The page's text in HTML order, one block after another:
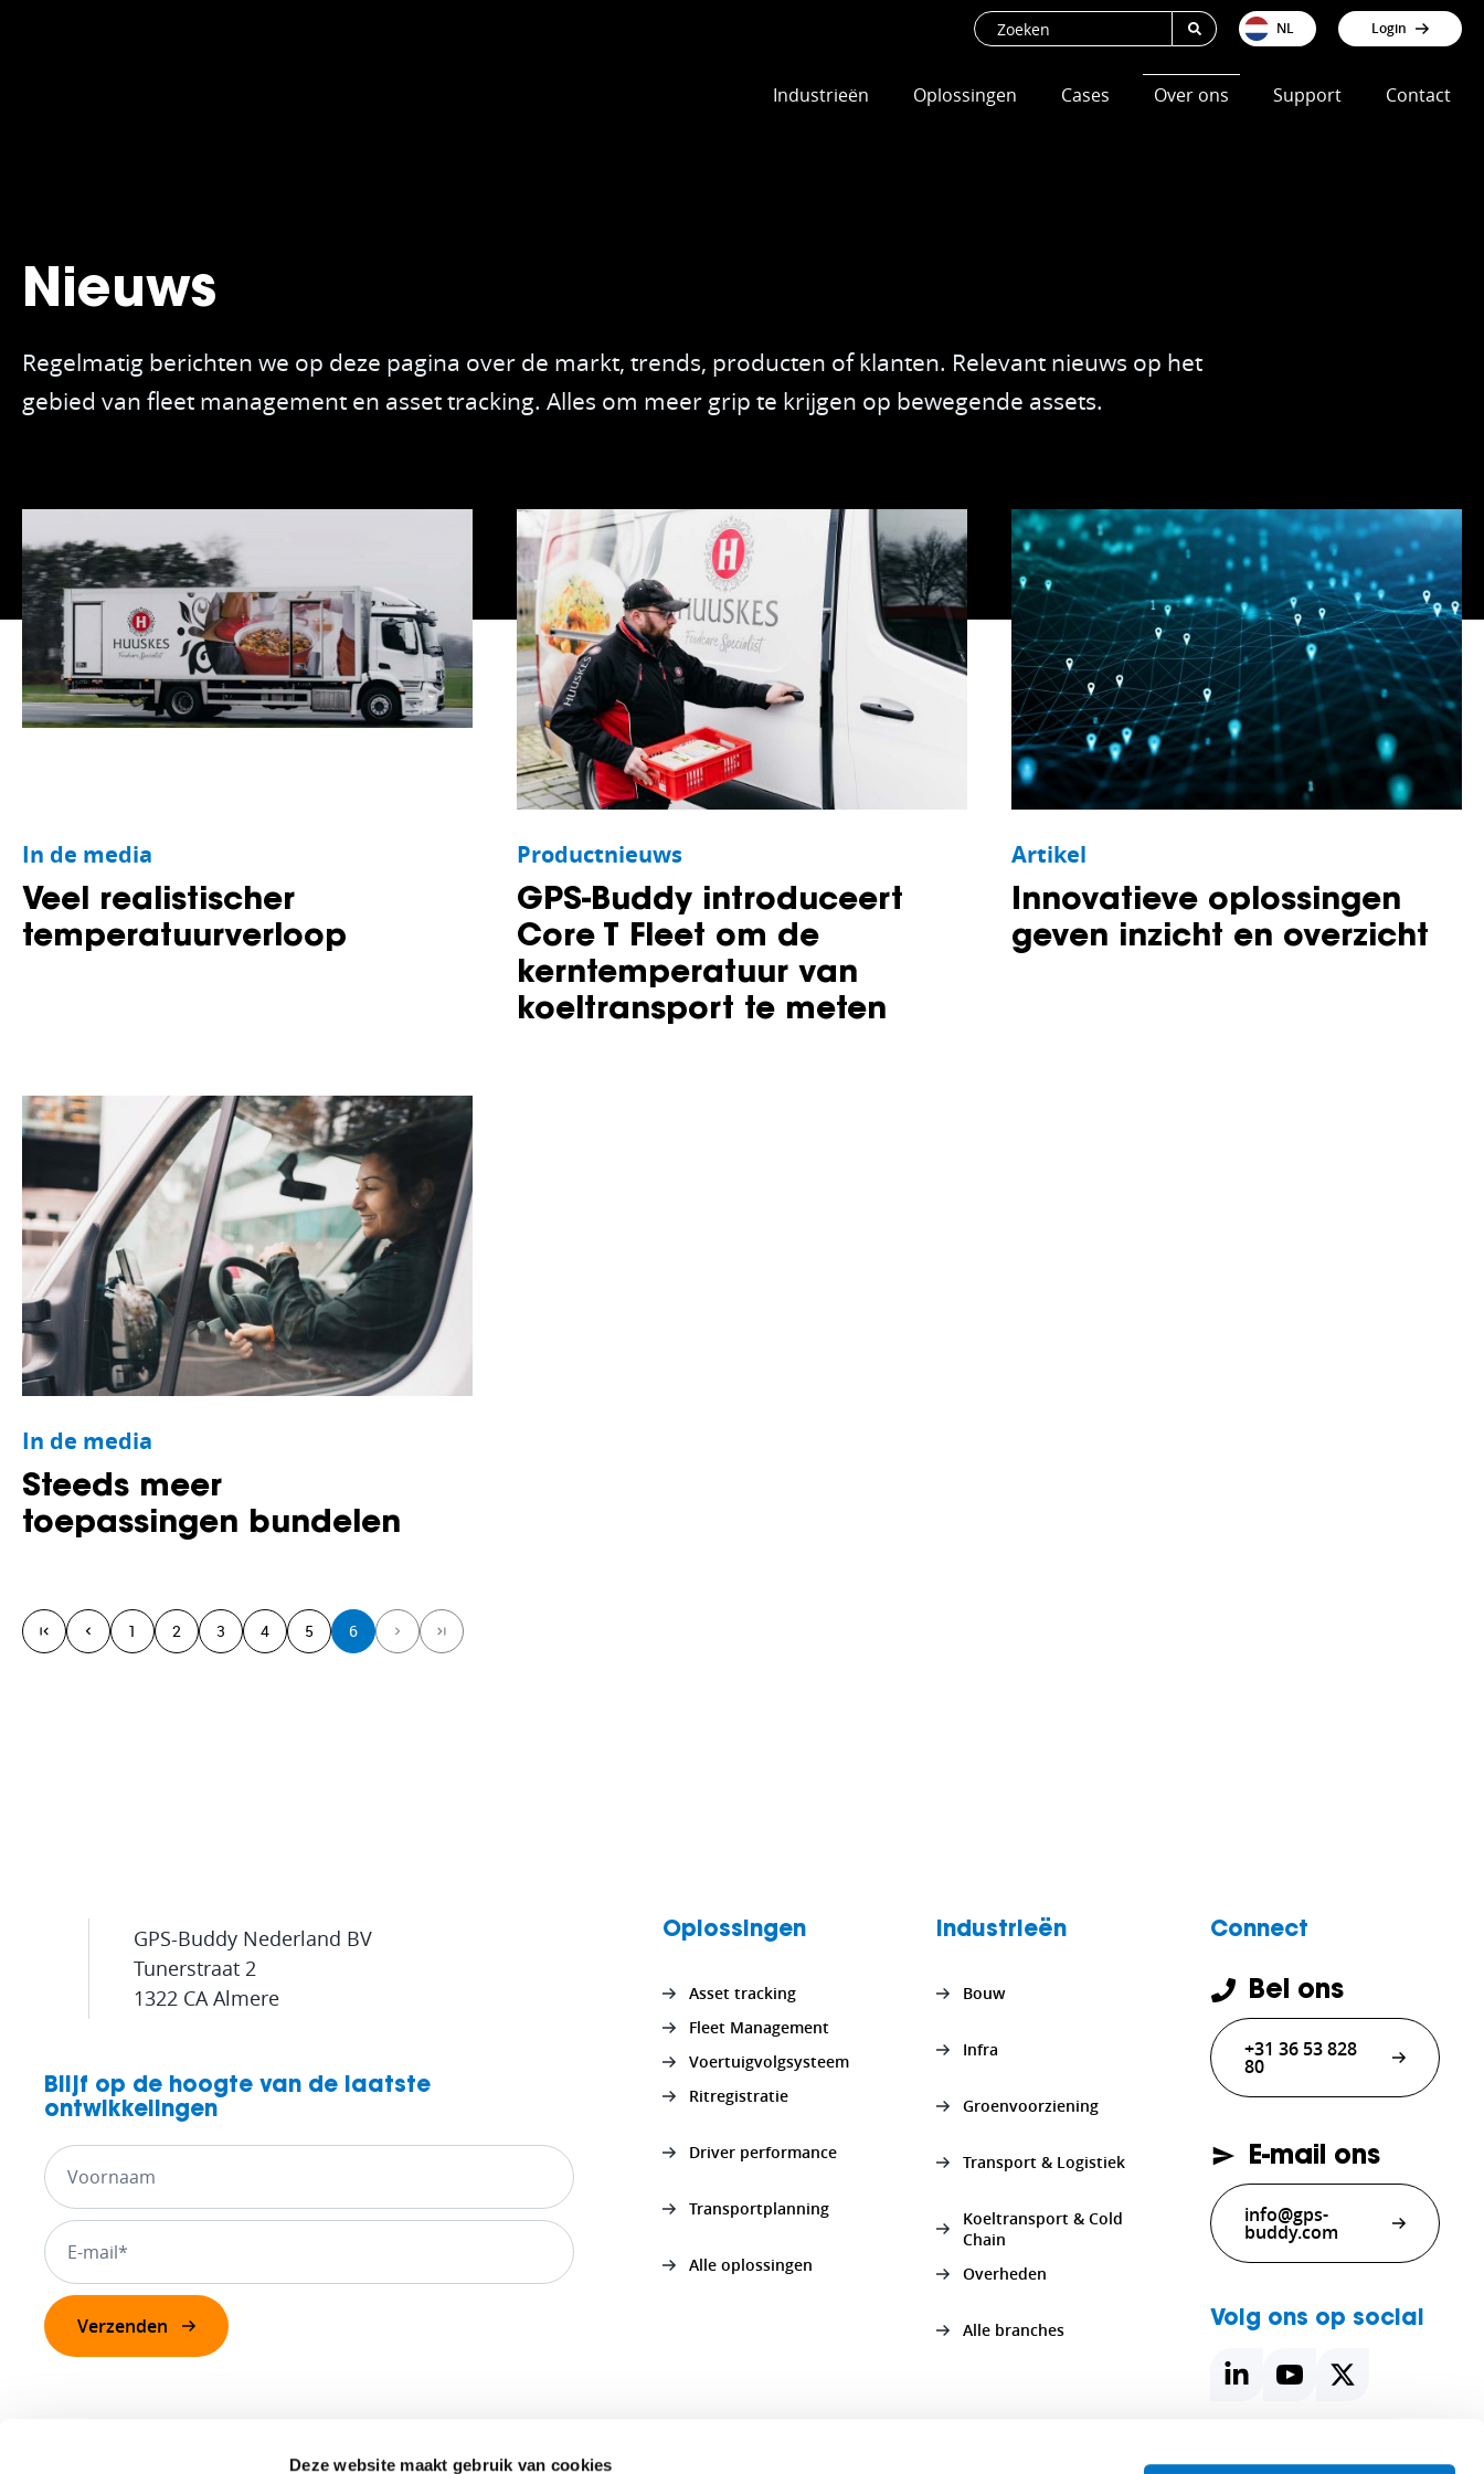
Deze website maakt gebruik van cookies
NL Login
Industrieën
Transport & Logistiek
Afvalverwerking
Overheden
Verhuur
Oplossingen
Geautomatiseerde ritregistratie
OEM-integratie
Transportplanning
Tachograaf management
Cold Chain Management
Chauffeur communicatie en taken
Check in at Work
Cases
City Barging
Huuskes
Peter van Setten
Over ons Support Contact
Nieuws
Regelmatig berichten we op deze pagina over de markt, trends, producten of klanten. Relevant nieuws op het
gebied van fleet management en asset tracking. Alles om meer grip te krijgen op bewegende assets.
In de media
Veel realistischer
temperatuurverloop
Productnieuws
GPS-Buddy introduceert
Core T Fleet om de
kerntemperatuur van
koeltransport te meten
Artikel
Innovatieve oplossingen
geven inzicht en overzicht
In de media
Steeds meer
toepassingen bundelen
1 2 3 4 5 6
GPS-Buddy Nederland BV
Tunerstraat 2
1322 CA Almere
Blijf op de hoogte van de laatste
ontwikkelingen
Oplossingen
Asset tracking
Fleet Management
Voertuigvolgsysteem
Ritregistratie
Driver performance
Transportplanning
Alle oplossingen
Industrieën
Bouw
Infra
Groenvoorziening
Transport & Logistiek
Koeltransport & Cold
Chain
Overheden
Alle branches
Connect
Bel ons
+31 36 53 828
80
E-mail ons
info@gps-
buddy.com
Volg ons op social